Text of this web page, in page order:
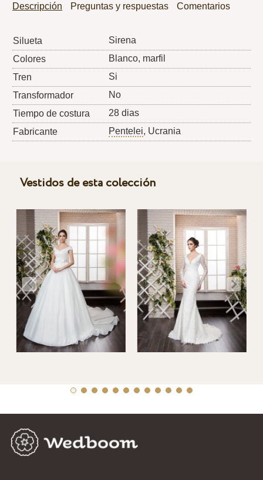
Descripción Preguntas y respuestas Comentarios
Silueta
Sirena
Colores
Blanco, marfil
Tren
Si
Transformador
No
Tiempo de costura
28 dias
Fabricante
Pentelei, Ucrania
Vestidos de esta colección